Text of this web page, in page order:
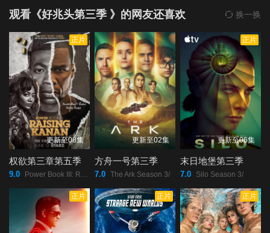
观看《好兆头第三季 》的网友还喜欢 换一换
正片
更新至08集
权欲第三章第五季
9.0 Power Book III: Raising Kanan Season 5/
更新至02集
方舟一号第三季
7.0 The Ark Season 3/
正片
更新至06集
末日地堡第三季
7.0 Silo Season 3/
正片 正片 正片